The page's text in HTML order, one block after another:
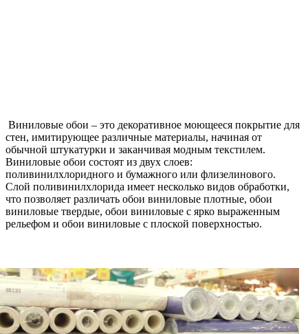
Виниловые обои – это декоративное моющееся покрытие для
стен, имитирующее различные материалы, начиная от
обычной штукатурки и заканчивая модным текстилем.
Виниловые обои состоят из двух слоев:
поливинилхлоридного и бумажного или флизелинового.
Слой поливинилхлорида имеет несколько видов обработки,
что позволяет различать обои виниловые плотные, обои
виниловые твердые, обои виниловые с ярко выраженным
рельефом и обои виниловые с плоской поверхностью.